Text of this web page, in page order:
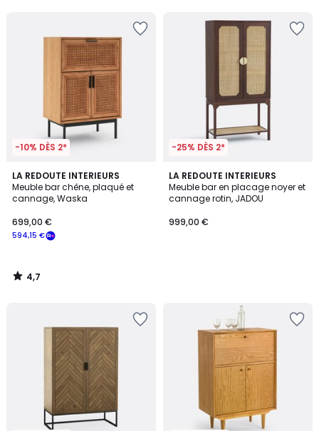
-10% DÈS 2*
LA REDOUTE INTERIEURS
Meuble bar chêne, plaqué et
cannage, Waska
594,15 €
699,00 €
4,7
/ 5
4,7
/
-25% DÈS 2*
LA REDOUTE INTERIEURS
Meuble bar en placage noyer et
cannage rotin, JADOU
999,00 €